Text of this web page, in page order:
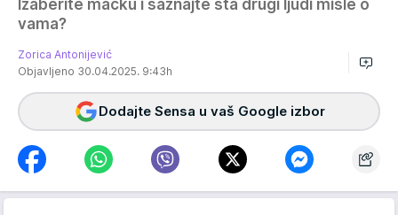
Izaberite mačku i saznajte šta drugi ljudi misle o
vama?
Zorica Antonijević
Objavljeno 30.04.2025. 9:43h
Dodajte Sensa u vaš Google izbor